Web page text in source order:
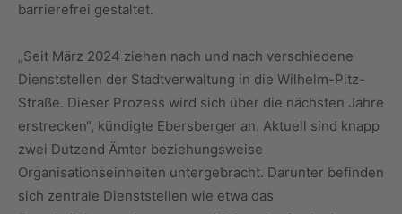
barrierefrei gestaltet.
„Seit März 2024 ziehen nach und nach verschiedene
Dienststellen der Stadtverwaltung in die Wilhelm-Pitz-
Straße. Dieser Prozess wird sich über die nächsten Jahre
erstrecken“, kündigte Ebersberger an. Aktuell sind knapp
zwei Dutzend Ämter beziehungsweise
Organisationseinheiten untergebracht. Darunter befinden
sich zentrale Dienststellen wie etwa das